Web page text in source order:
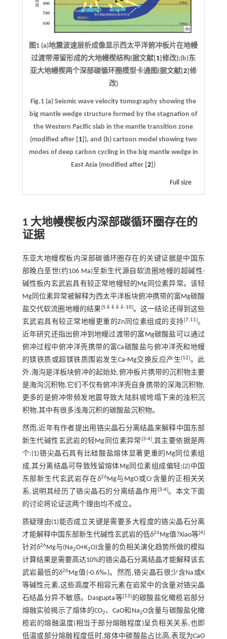
图1 (a)地震波速层析成像显示西太平洋俯冲板片在地幔
过渡带滞留形成的大地幔楔结构(据文献[1]修改);(b)东
亚大地幔楔两个深部碳循环圈模型卡通图(据文献[2]修
改)
Fig.1 (a) Seismic wave velocity tomography showing the
big mantle wedge structure formed by the stagnation of
the Western Pacific slab in the mantle transition zone
(modified after [1]), and (b) cartoon model showing two
modes of deep carbon cycling in the big mantle wedge in
East Asia (modified after [2])
Full size
1 大地幔楔板内深部碳循环圈存在的
证据
东亚大地幔楔板内深部碳循环圈存在的关键证据是中国东
部晚白垩世(约106 Ma)至新生代源自软流圈地幔的超碱性-
碱性板内玄武岩具有较正常地幔轻的Mg同位素异常。该轻
Mg同位素异常被解释为西太平洋板块俯冲携带的富Mg碳酸
盐交代软流圈地幔的结果[5 ⇓ ⇓ ⇓ ⇓-10]。这一结论还得到这些
玄武岩具有较正常地幔更重的Zn同位素组成的支持[7,11]。
近年研究还指出俯冲到地幔过渡带的富Mg碳酸盐可以通过
俯冲过程中俯冲洋壳携带的富Ca碳酸盐与俯冲洋壳和地幔
的镁铁质或超镁铁质围岩发生Ca-Mg交换反应产生[12]。此
外,海沟是洋板块俯冲的起始处,俯冲板片携带的沉积物主要
是海沟沉积物,它们不仅有俯冲洋壳自身携带的深海沉积物,
更多的是俯冲带频发地震导致大陆斜坡垮塌下来的浊积沉
积物,其中有很多浅海沉积的碳酸盐沉积物。
然而,近年有作者提出用铬尖晶石分离结晶来解释中国东部
新生代碱性玄武岩的轻Mg同位素异常 [3-4],其主要依据是两
个:(1)铬尖晶石具有比硅酸盐熔体显著更重的Mg同位素组
成,其分离结晶可导致残留熔体Mg同位素组成偏轻;(2)中国
东部新生代玄武岩存在δ26Mg与MgO或Cr含量的正相关关
系,说明其经历了铬尖晶石的分离结晶作用 [3-4]。本文下面
的讨论将论证这两个理由均不成立。
质疑理由(1)能否成立关键是需要多大程度的铬尖晶石分离
才能解释中国东部新生代碱性玄武岩的低δ26Mg值?Xiao等[4]
针对δ26Mg与(Na2O+K2O)含量的负相关演化趋势所做的模拟
计算结果是需要高达10%的铬尖晶石分离结晶才能解释该玄
武岩最低的δ26Mg值(-0.6‰)。然而,铬尖晶石很少含Na或K
等碱性元素,这些高度不相容元素在岩浆中的含量对铬尖晶
石结晶分异不敏感。Dasgupta等[13] 的碳酸盐化橄榄岩部分
熔融实验揭示了熔体的CO2、CaO和Na2O含量与碳酸盐化橄
榄岩的熔融温度(相当于部分熔融程度)呈负相关关系,也即
低温或部分熔融程度低时,熔体中碳酸盐占比高,表现为CaO